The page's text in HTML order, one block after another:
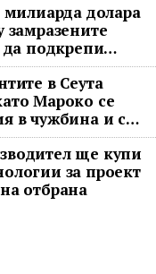
милиарда долара
замразените
да подкрепи
в Сеута
Мароко се
в чужбина и с
ще купи
за проект
отбрана